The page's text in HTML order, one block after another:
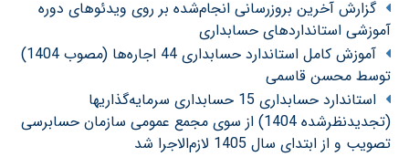
گزارش آخرین بروزرسانی انجام‌شده بر روی ویدئوهای دوره
آموزشی استانداردهای حسابداری
آموزش کامل استاندارد حسابداری 44 اجاره‌ها (مصوب 1404)
توسط محسن قاسمی
استاندارد حسابداری 15 حسابداری سرمایه‌گذاریها
(تجدیدنظرشده 1404) از سوی مجمع عمومی سازمان حسابرسی
تصویب و از ابتدای سال 1405 لازم‌الاجرا شد